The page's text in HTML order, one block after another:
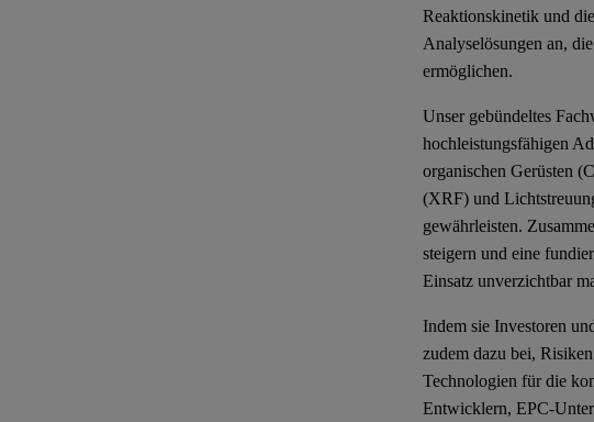
Reaktionskinetik und
Analyselösungen an,
ermöglichen.
Unser gebündeltes
hochleistungsfähigen
organischen Gerüsten
(XRF) und
gewährleisten.
steigern und eine
Einsatz unverzichtbar
Indem sie Investoren
zudem dazu bei,
Technologien für die
Entwicklern, EPC-